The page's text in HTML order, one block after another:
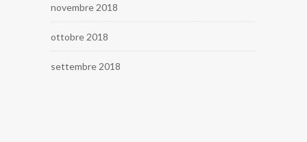
novembre 2018
ottobre 2018
settembre 2018